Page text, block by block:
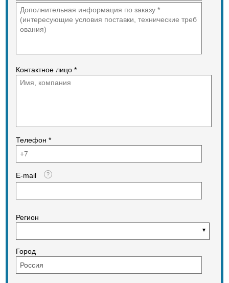
Контактное лицо *
Телефон *
E-mail
Регион
Город